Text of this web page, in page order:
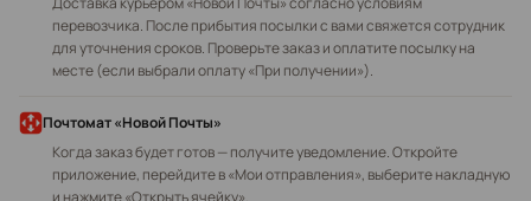
перевозчика. После прибытия посылки с вами свяжется сотрудник
для уточнения сроков. Проверьте заказ и оплатите посылку на
месте (если выбрали оплату «При получении»).
Почтомат «Новой Почты»
Когда заказ будет готов — получите уведомление. Откройте
приложение, перейдите в «Мои отправления», выберите накладную
и нажмите «Открыть ячейку».